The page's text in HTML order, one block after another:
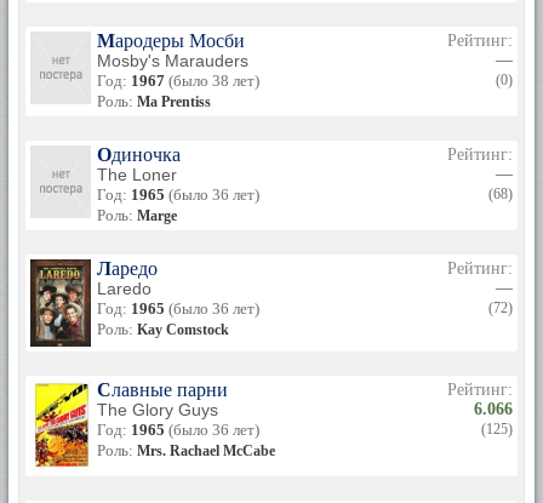
Мародеры Мосби
Mosby's Marauders
Год: 1967 (было 38 лет)
Роль: Ma Prentiss
Рейтинг:
—
(0)
Одиночка
The Loner
Год: 1965 (было 36 лет)
Роль: Marge
Рейтинг:
—
(68)
Ларедо
Laredo
Год: 1965 (было 36 лет)
Роль: Kay Comstock
Рейтинг:
—
(72)
Славные парни
The Glory Guys
Год: 1965 (было 36 лет)
Роль: Mrs. Rachael McCabe
Рейтинг:
6.066
(125)